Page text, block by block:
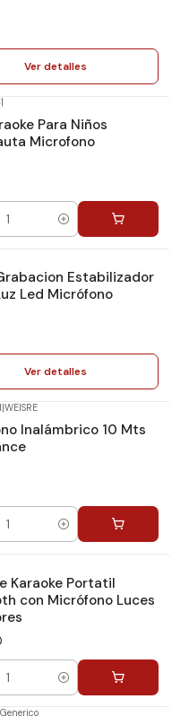
Ver detalles
Para Niños
Microfono
Estabilizador
Led Micrófono
Ver detalles
|WEISRE
Inalámbrico 10 Mts
Karaoke Portatil
con Micrófono Luces
Generico